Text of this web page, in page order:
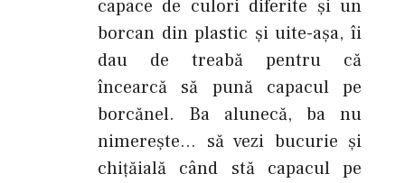
capace de culori diferite şi un
borcan din plastic şi uite-aşa, îi
dau de treabă pentru că
încearcă să pună capacul pe
borcănel. Ba alunecă, ba nu
nimereşte… să vezi bucurie şi
chiţăială când stă capacul pe